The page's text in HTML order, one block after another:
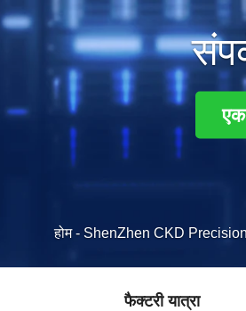
होम- ShenZhen CKD
फैक्टरी यात्रा